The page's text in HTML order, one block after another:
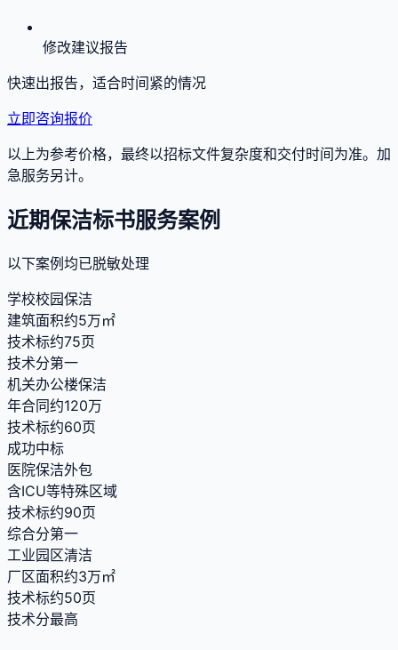
修改建议报告
快速出报告，适合时间紧的情况
立即咨询报价
以上为参考价格，最终以招标文件复杂度和交付时间为准。加
急服务另计。
近期保洁标书服务案例
以下案例均已脱敏处理
学校校园保洁
建筑面积约5万㎡
技术标约75页
技术分第一
机关办公楼保洁
年合同约120万
技术标约60页
成功中标
医院保洁外包
含ICU等特殊区域
技术标约90页
综合分第一
工业园区清洁
厂区面积约3万㎡
技术标约50页
技术分最高